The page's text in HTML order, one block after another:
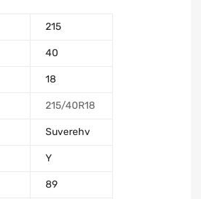
215
40
18
215/40R18
Suverehv
Y
89